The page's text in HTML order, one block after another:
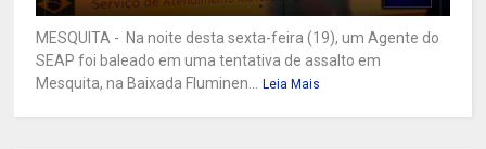
MESQUITA - Na noite desta sexta-feira (19), um Agente do
SEAP foi baleado em uma tentativa de assalto em
Mesquita, na Baixada Fluminen...
Leia Mais